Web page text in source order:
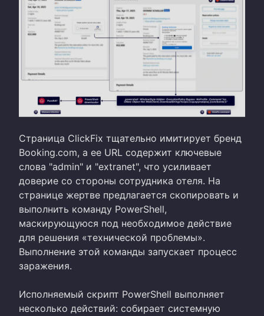
Страница ClickFix тщательно имитирует бренд
Booking.com, а ее URL содержит ключевые
слова "admin" и "extranet", что усиливает
доверие со стороны сотрудника отеля. На
странице жертве предлагается скопировать и
выполнить команду PowerShell,
маскирующуюся под необходимое действие
для решения «технической проблемы».
Выполнение этой команды запускает процесс
заражения.
Исполняемый скрипт PowerShell выполняет
несколько действий: собирает системную